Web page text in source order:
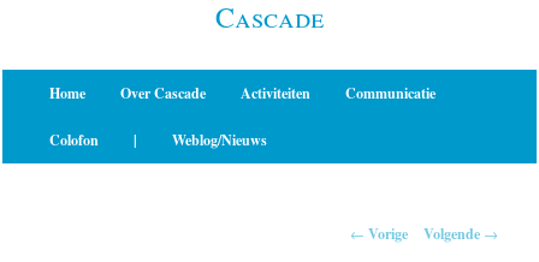
Cascade
Home Over Cascade Activiteiten Communicatie
Colofon | Weblog/Nieuws
← Vorige Volgende →